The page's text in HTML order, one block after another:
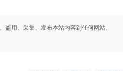
用、采集、发布本站内容到任何网站、